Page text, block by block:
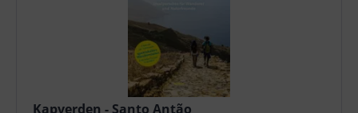
Kapverden - Santo Antão